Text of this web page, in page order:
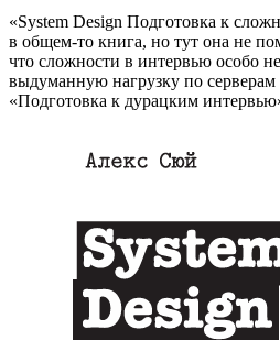
«System Design Подготовка к
в общем‑то книга, но тут она не
что сложности в интервью особо
выдуманную нагрузку по серверам
«Подготовка к дурацким